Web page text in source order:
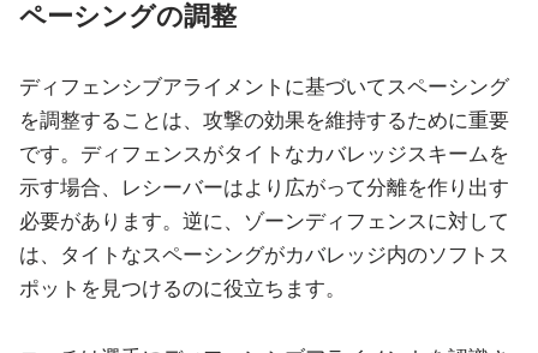
ペーシングの調整
ディフェンシブアライメントに基づいてスペーシング
を調整することは、攻撃の効果を維持するために重要
です。ディフェンスがタイトなカバレッジスキームを
示す場合、レシーバーはより広がって分離を作り出す
必要があります。逆に、ゾーンディフェンスに対して
は、タイトなスペーシングがカバレッジ内のソフトス
ポットを見つけるのに役立ちます。